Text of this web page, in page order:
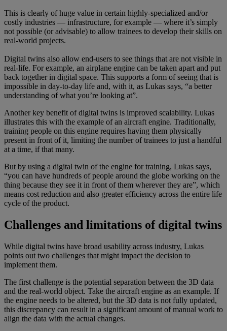
This is clearly of huge value in certain highly-specialized and/or
costly industries — infrastructure, for example — where it’s simply
not possible (or advisable) to allow trainees to develop their skills on
real-world projects.
Digital twins also allow end-users to see things that are not visible in
real-life. For example, an airplane engine can be taken apart and put
back together in digital space. This supports a form of seeing that is
impossible in day-to-day life and, with it, as Lukas says, “a better
understanding of what you’re looking at”.
Another key benefit of digital twins is improved scalability. Lukas
illustrates this with the example of an aircraft engine. Traditionally,
training people on this engine requires having them physically
present in front of it, limiting the number of trainees to just a handful
at a time, if that many.
But by using a digital twin of the engine for training, Lukas says,
“you can have hundreds of people around the globe working on the
thing because they see it in front of them wherever they are”, which
means cost reduction and also greater efficiency across the entire life
cycle of the product.
Challenges and limitations of digital twins
While digital twins have broad usability across industry, Lukas
points out two challenges that might impact the decision to
implement them.
The first challenge is the potential separation between the 3D data
and the real-world object. Take the aircraft engine as an example. If
the engine needs to be altered, but the 3D data is not fully updated,
this discrepancy can result in a significant amount of manual work to
align the data with the actual changes.